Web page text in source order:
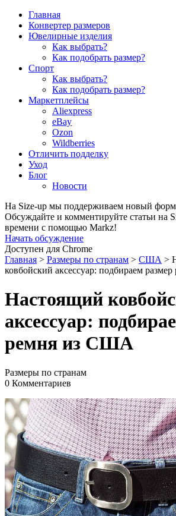
Главная
Конвертер размеров
Ювелирные изделия
Как выбрать?
Как подобрать размер?
Спорт
Как выбрать?
Как подобрать размер?
Маркетплейсы
Aliexpress
eBay
Ozon
Wildberries
Отличить подделку
Уход
Блог
Новости
На Size-up мы поддерживаем новый
Обсуждайте и комментируйте статьи на
времени с помощью Markz!
Начать обсуждение
Доступен для Chrome
Главная > Размеры по странам > США >
ковбойский аксессуар: подбираем
Настоящий
аксессуар:
ремня из США
Размеры по странам
0 Комментариев